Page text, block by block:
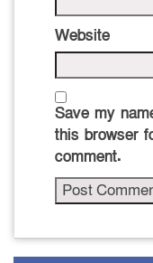
Website
Save my
this browser
comment.